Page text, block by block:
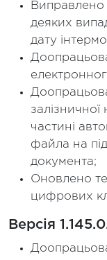
Виправлено
деяких
дату
частині
файла на
документа;
Оновлено
цифрових
Версія